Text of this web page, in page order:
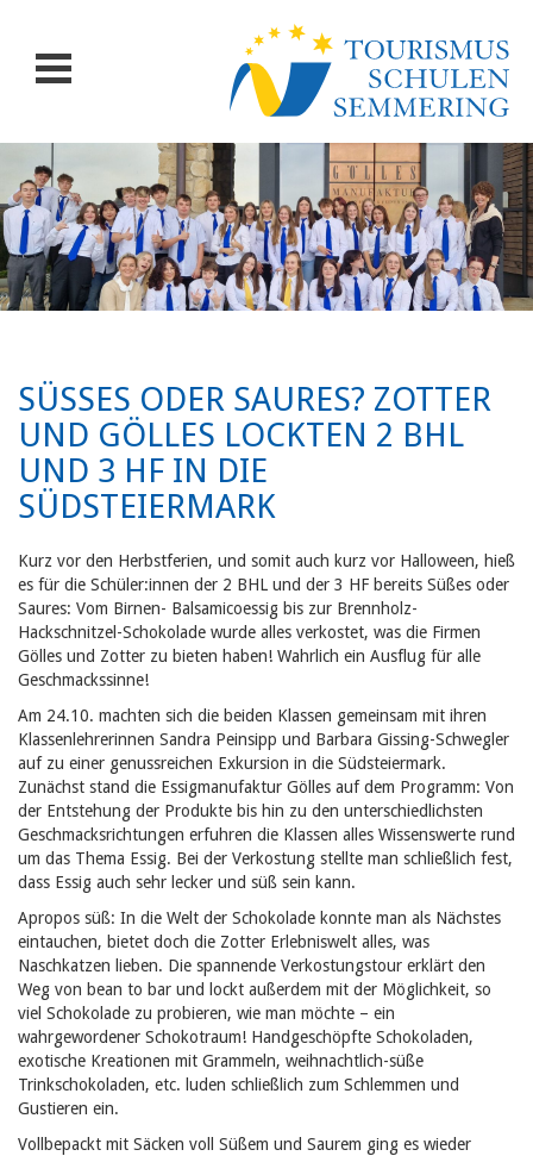
SÜSSES ODER SAURES? ZOTTER U
ND GÖLLES LOCKTEN 2 BHL U
ND 3 HF IN DIE S
ÜDSTEIERMARK
Kurz vor den Herbstferien, und somit auch kurz vor Halloween, hieß
es für die Schüler:innen der 2 BHL und der 3 HF bereits Süßes oder
Saures: Vom Birnen- Balsamicoessig bis zur Brennholz-
Hackschnitzel-Schokolade wurde alles verkostet, was die Firmen
Gölles und Zotter zu bieten haben! Wahrlich ein Ausflug für alle
Geschmackssinne!
Am 24.10. machten sich die beiden Klassen gemeinsam mit ihren
Klassenlehrerinnen Sandra Peinsipp und Barbara Gissing-Schwegler
auf zu einer genussreichen Exkursion in die Südsteiermark.
Zunächst stand die Essigmanufaktur Gölles auf dem Programm: Von
der Entstehung der Produkte bis hin zu den unterschiedlichsten
Geschmacksrichtungen erfuhren die Klassen alles Wissenswerte rund
um das Thema Essig. Bei der Verkostung stellte man schließlich fest,
dass Essig auch sehr lecker und süß sein kann.
Apropos süß: In die Welt der Schokolade konnte man als Nächstes
eintauchen, bietet doch die Zotter Erlebniswelt alles, was
Naschkatzen lieben. Die spannende Verkostungstour erklärt den
Weg von bean to bar und lockt außerdem mit der Möglichkeit, so
viel Schokolade zu probieren, wie man möchte – ein
wahrgewordener Schokotraum! Handgeschöpfte Schokoladen,
exotische Kreationen mit Grammeln, weihnachtlich-süße
Trinkschokoladen, etc. luden schließlich zum Schlemmen und
Gustieren ein.
Vollbepackt mit Säcken voll Süßem und Saurem ging es wieder